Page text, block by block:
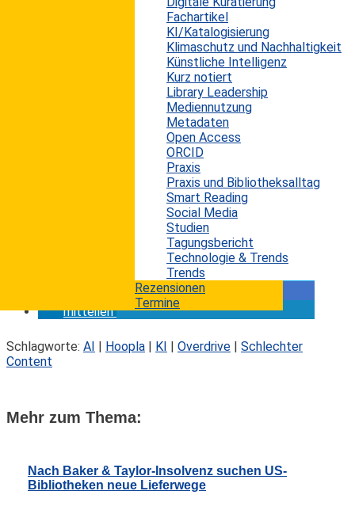
Fachartikel
KI/Katalogisierung
Klimaschutz und Nachhaltigkeit
Künstliche Intelligenz
Kurz notiert
Library Leadership
Mediennutzung
Metadaten
Open Access
ORCID
Praxis
Praxis und Bibliotheksalltag
Smart Reading
Social Media
Studien
Tagungsbericht
Technologie & Trends
Trends
Rezensionen
Termine
In Öffentlichen Bibliotheken tauchen zunehmend
qualitativ fragwürdige, vermutlich KI-generierte
Bücher auf. Bibliothekare müssen entscheiden,
ob sie Steuergelder für Inhalte ausgeben, deren
Herkunft Nutzern oft unbekannt ist.
Um den Artikel in voller Länge lesen zu können,
benötigen Sie ein Abo. JetztAbo abschließen
bestehendem Konto anmelden!
mitteilen
Schlagworte: AI | Hoopla | KI | Overdrive | Schlechter
Content
Mehr zum Thema:
Nach Baker & Taylor-Insolvenz suchen US-
Bibliotheken neue Lieferwege